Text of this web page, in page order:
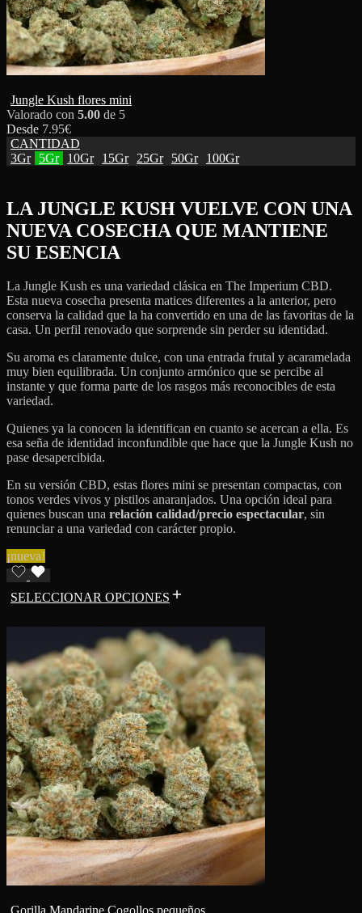
Jungle Kush flores mini
Valorado con 5.00 de 5
Desde 7.95€
CANTIDAD
3Gr
5Gr 10Gr 15Gr 25Gr 50Gr 100Gr
LA JUNGLE KUSH VUELVE CON UNA
NUEVA COSECHA QUE MANTIENE
SU ESENCIA
La Jungle Kush es una variedad clásica en The Imperium CBD.
Esta nueva cosecha presenta matices diferentes a la anterior, pero
conserva la calidad que la ha convertido en una de las favoritas de la
casa. Un perfil renovado que sorprende sin perder su identidad.
Su aroma es claramente dulce, con una entrada frutal y acaramelada
muy bien equilibrada. Un conjunto armónico que se percibe al
instante y que forma parte de los rasgos más reconocibles de esta
variedad.
Quienes ya la conocen la identifican en cuanto se acercan a ella. Es
esa seña de identidad inconfundible que hace que la Jungle Kush no
pase desapercibida.
En su versión CBD, estas flores mini se presentan compactas, con
tonos verdes vivos y pistilos anaranjados. Una opción ideal para
quienes buscan una relación calidad/precio espectacular, sin
renunciar a una variedad con carácter propio.
¡nueva!
SELECCIONAR OPCIONES